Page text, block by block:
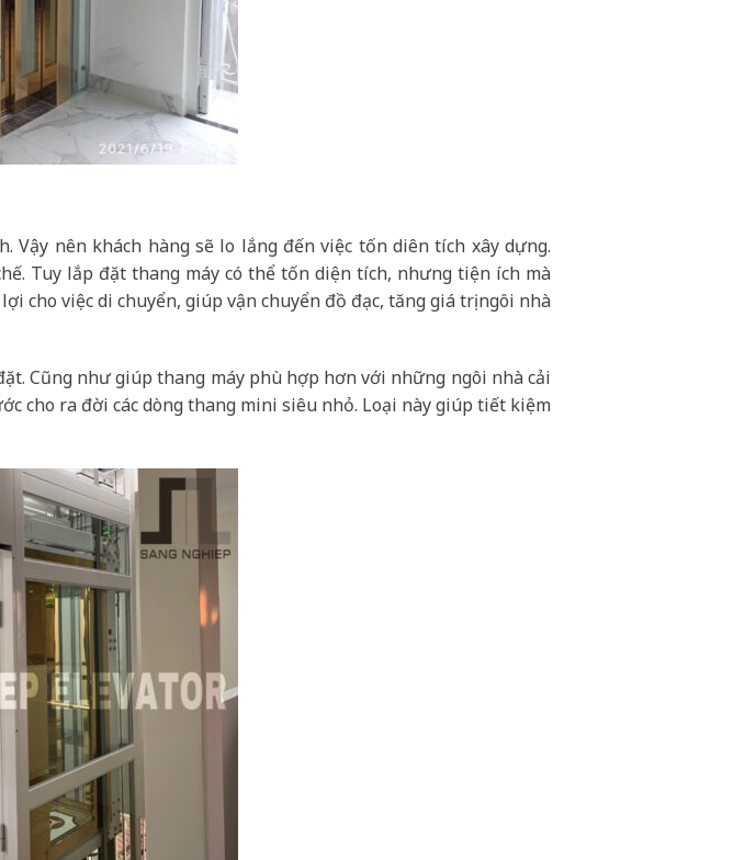
Vậy nên khách hàng sẽ lo lắng đến việc tốn diên tích xây dựng.
Tuy lắp đặt thang máy có thể tốn diện tích, nhưng tiện ích mà
cho việc di chuyển, giúp vận chuyển đồ đạc, tăng giá trị ngôi nhà
Cũng như giúp thang máy phù hợp hơn với những ngôi nhà cải
cho ra đời các dòng thang mini siêu nhỏ. Loại này giúp tiết kiệm